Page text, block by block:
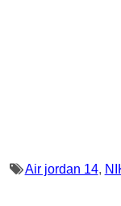
Air jordan 14,